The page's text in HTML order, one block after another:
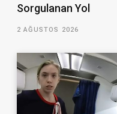
Sorgulanan Yol
2 AĞUSTOS 2026